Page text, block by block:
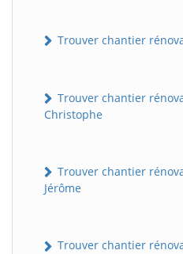
Trouver chantier
Trouver chantier
Christophe
Trouver chantier
Jérôme
Trouver chantier